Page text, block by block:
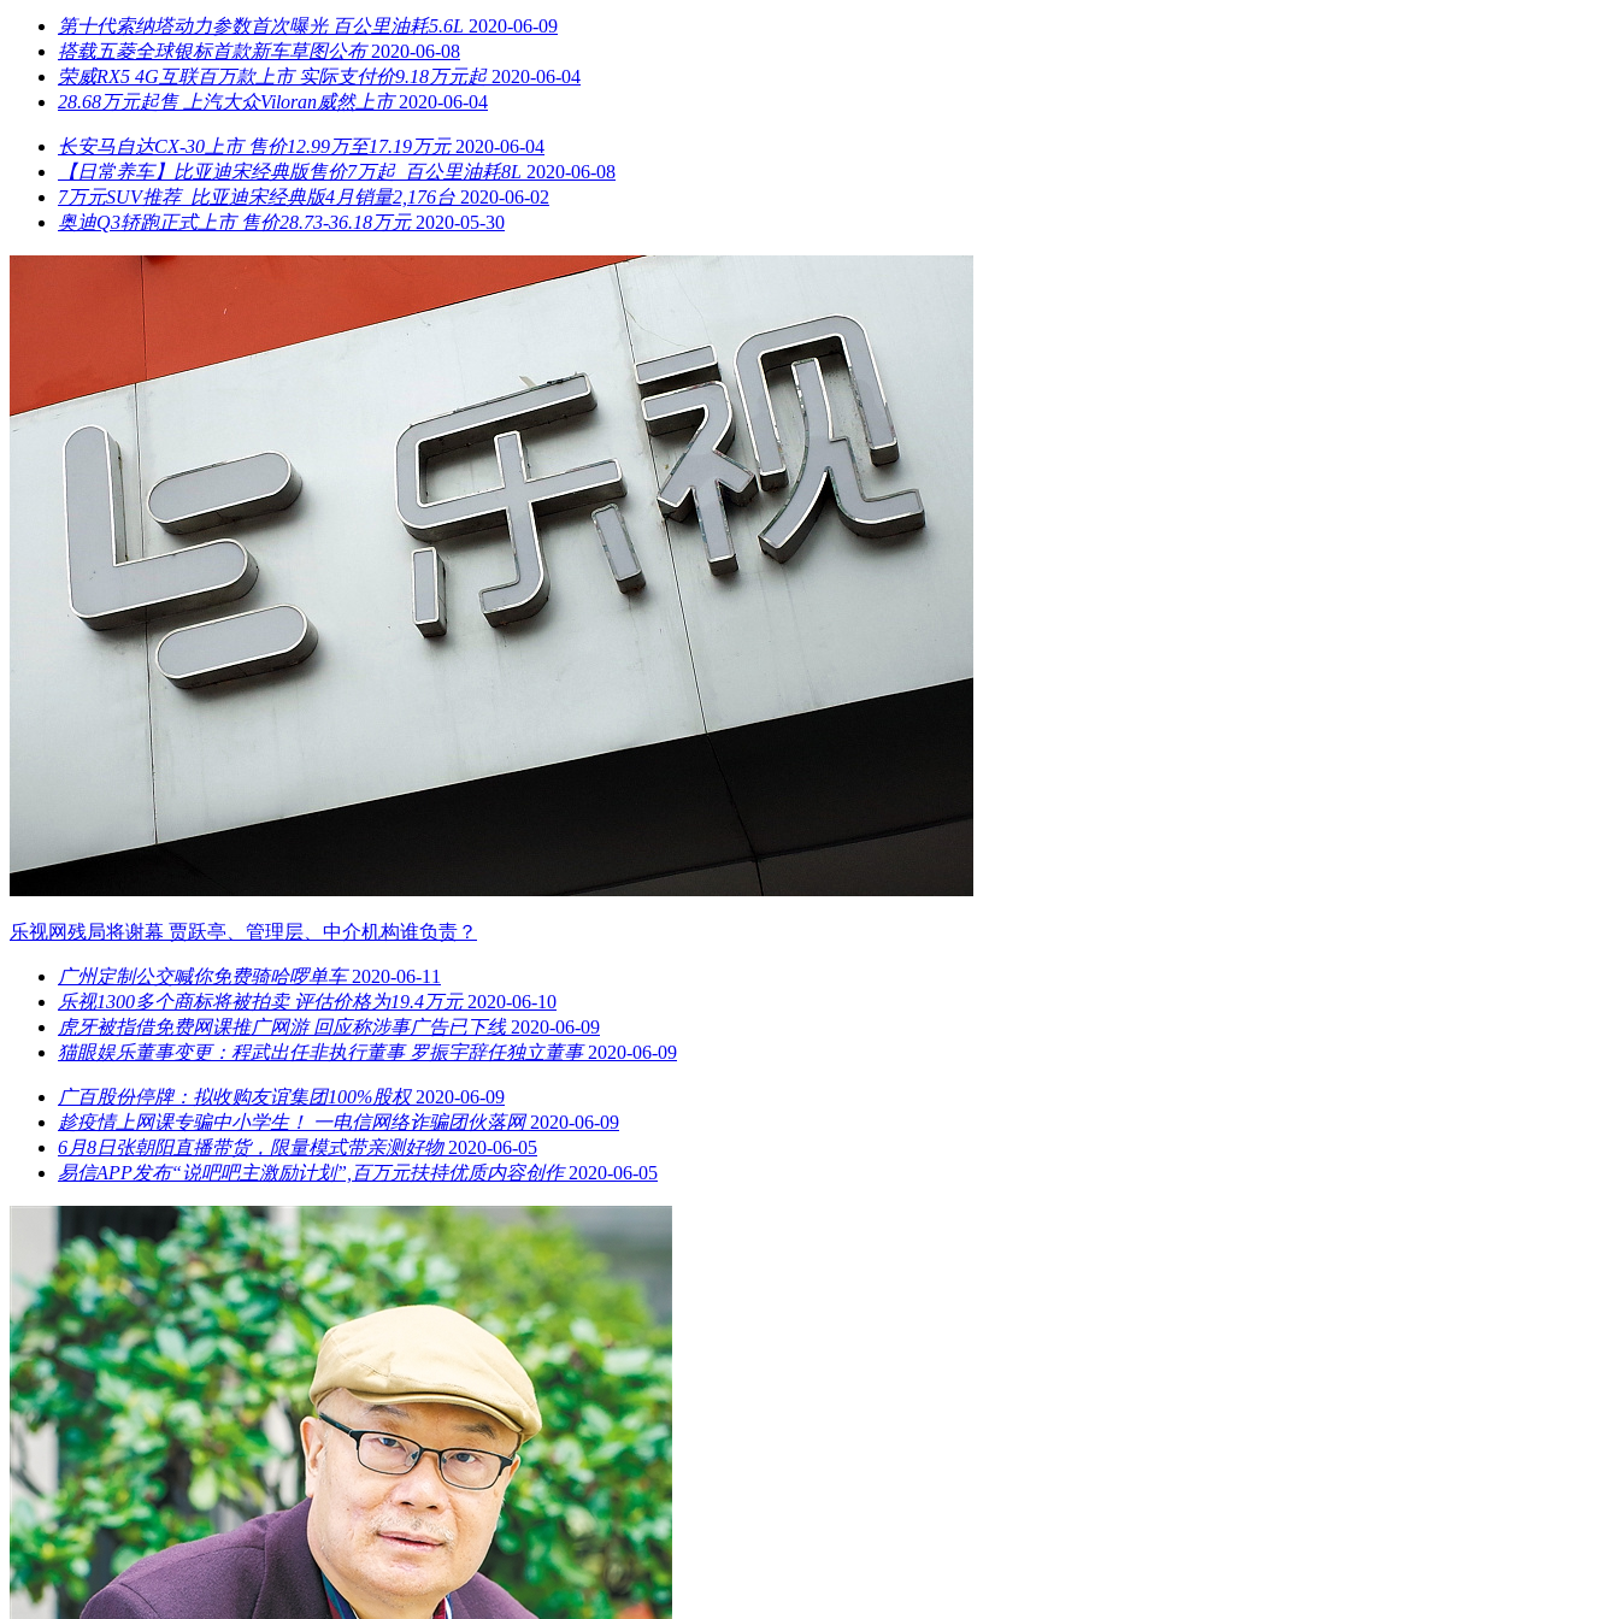
第十代索纳塔动力参数首次曝光 百公里油耗5.6L 2020-06-09
搭载五菱全球银标首款新车草图公布 2020-06-08
荣威RX5 4G互联百万款上市 实际支付价9.18万元起 2020-06-04
28.68万元起售 上汽大众Viloran威然上市 2020-06-04
长安马自达CX-30上市 售价12.99万至17.19万元 2020-06-04
【日常养车】比亚迪宋经典版售价7万起 百公里油耗8L 2020-06-08
7万元SUV推荐 比亚迪宋经典版4月销量2,176台 2020-06-02
奥迪Q3轿跑正式上市 售价28.73-36.18万元 2020-05-30
乐视网残局将谢幕 贾跃亭、管理层、中介机构谁负责？
广州定制公交喊你免费骑哈啰单车 2020-06-11
乐视1300多个商标将被拍卖 评估价格为19.4万元 2020-06-10
虎牙被指借免费网课推广网游 回应称涉事广告已下线 2020-06-09
猫眼娱乐董事变更：程武出任非执行董事 罗振宇辞任独立董事 2020-06-09
广百股份停牌：拟收购友谊集团100%股权 2020-06-09
趁疫情上网课专骗中小学生！ 一电信网络诈骗团伙落网 2020-06-09
6月8日张朝阳直播带货，限量模式带亲测好物 2020-06-05
易信APP发布“说吧吧主激励计划”,百万元扶持优质内容创作 2020-06-05